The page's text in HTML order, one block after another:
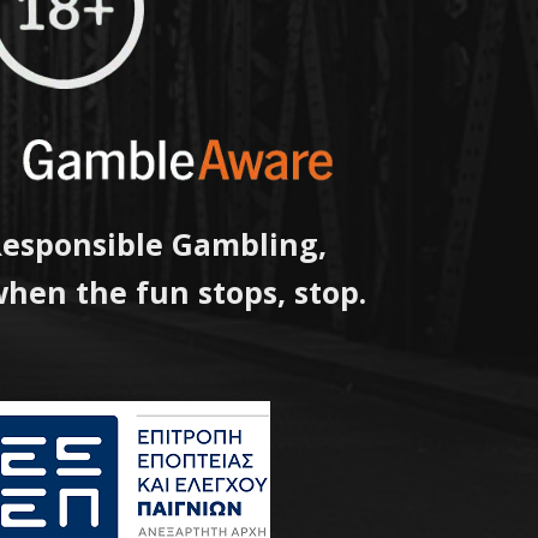
Gambling,
the fun stops, stop.